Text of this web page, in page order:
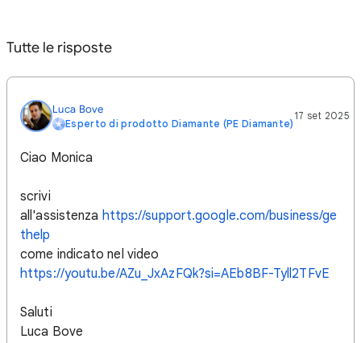
Tutte le risposte
Luca Bove
Esperto di prodotto Diamante (PE Diamante)
17 set 2025
Ciao Monica
scrivi
all'assistenza https://support.google.com/business/ge
thelp
come indicato nel video
https://youtu.be/AZu_JxAzFQk?si=AEb8BF-Tyll2TFvE
Saluti
Luca Bove